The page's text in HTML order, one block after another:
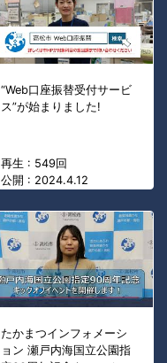
“Web口座振替受付サービ
ス”が始まりました!
再生 : 549回
公開 : 2024.4.12
たかまつインフォメーシ
ョン 瀬戸内海国立公園指